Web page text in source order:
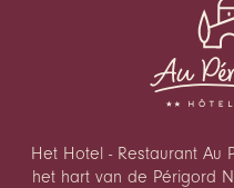
Het Hotel - Restaurant Au
het hart van de Périgord